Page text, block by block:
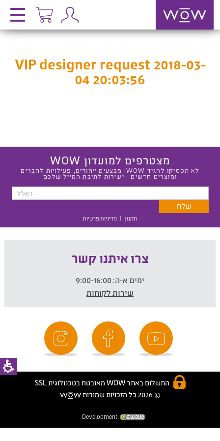
VIP designer request 2018-03-
04 20:03:56
מצטרפים למועדון WOW
לא תפסיקו להגיד WOW! מבצעים ייחודים, פעילויות לחברים
ומוצרים חדשים - ישירות לתיבת המייל שלכם
תקנון | מדיניות פרטיות
צרו איתנו קשר
ימים א-ה:
שירות לקוחות
התשלום באתר WOW מאובטח בטכנולוגית SSL
© 2026 כל הזכויות שמורות
Development: